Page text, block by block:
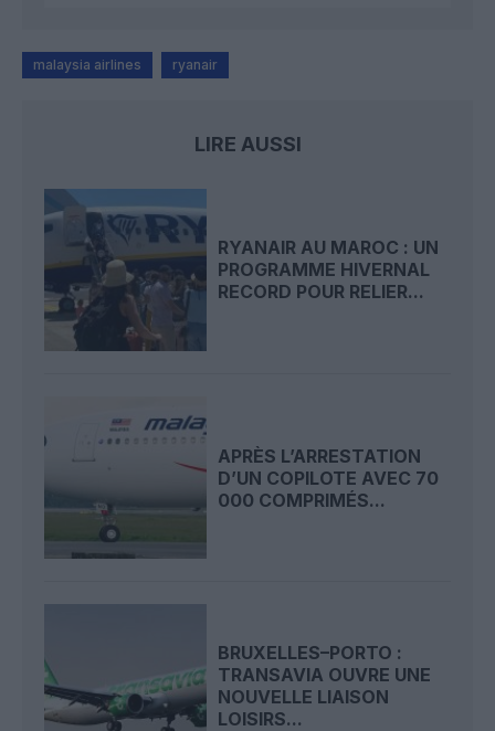
malaysia airlines ryanair
LIRE AUSSI
RYANAIR AU MAROC : UN
PROGRAMME HIVERNAL
RECORD POUR RELIER...
APRÈS L’ARRESTATION
D’UN COPILOTE AVEC 70
000 COMPRIMÉS...
BRUXELLES–PORTO :
TRANSAVIA OUVRE UNE
NOUVELLE LIAISON
LOISIRS...